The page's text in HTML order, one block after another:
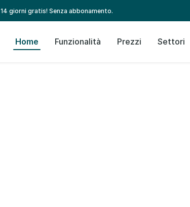
14 giorni gratis! Senza abbonamento.
Home Funzionalità Prezzi Settori